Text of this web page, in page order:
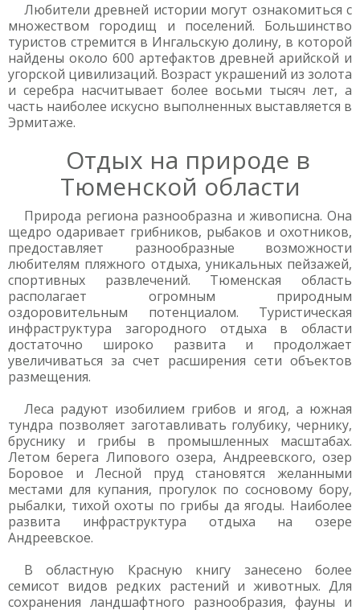
Любители древней истории могут ознакомиться с
множеством городищ и поселений. Большинство
туристов стремится в Ингальскую долину, в которой
найдены около 600 артефактов древней арийской и
угорской цивилизаций. Возраст украшений из золота
и серебра насчитывает более восьми тысяч лет, а
часть наиболее искусно выполненных выставляется в
Эрмитаже.
Отдых на природе в
Тюменской области
Природа региона разнообразна и живописна. Она
щедро одаривает грибников, рыбаков и охотников,
предоставляет разнообразные возможности
любителям пляжного отдыха, уникальных пейзажей,
спортивных развлечений. Тюменская область
располагает огромным природным
оздоровительным потенциалом. Туристическая
инфраструктура загородного отдыха в области
достаточно широко развита и продолжает
увеличиваться за счет расширения сети объектов
размещения.
Леса радуют изобилием грибов и ягод, а южная
тундра позволяет заготавливать голубику, чернику,
бруснику и грибы в промышленных масштабах.
Летом берега Липового озера, Андреевского, озер
Боровое и Лесной пруд становятся желанными
местами для купания, прогулок по сосновому бору,
рыбалки, тихой охоты по грибы да ягоды. Наиболее
развита инфраструктура отдыха на озере
Андреевское.
В областную Красную книгу занесено более
семисот видов редких растений и животных. Для
сохранения ландшафтного разнообразия, фауны и